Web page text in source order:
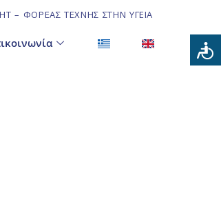
– ΦΟΡΕΑΣ ΤΕΧΝΗΣ ΣΤΗΝ ΥΓΕΙΑ